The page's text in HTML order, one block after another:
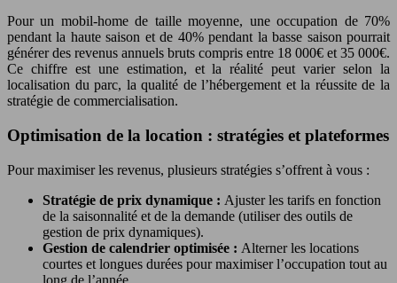
Pour un mobil-home de taille moyenne, une occupation de 70%
pendant la haute saison et de 40% pendant la basse saison pourrait
générer des revenus annuels bruts compris entre 18 000€ et 35 000€.
Ce chiffre est une estimation, et la réalité peut varier selon la
localisation du parc, la qualité de l’hébergement et la réussite de la
stratégie de commercialisation.
Optimisation de la location : stratégies et plateformes
Pour maximiser les revenus, plusieurs stratégies s’offrent à vous :
Stratégie de prix dynamique : Ajuster les tarifs en fonction
de la saisonnalité et de la demande (utiliser des outils de
gestion de prix dynamiques).
Gestion de calendrier optimisée : Alterner les locations
courtes et longues durées pour maximiser l’occupation tout au
long de l’année.